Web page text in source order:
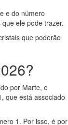
e do número
ele pode trazer.
que poderão
por Marte, o
que está associado
1. Por isso, é por